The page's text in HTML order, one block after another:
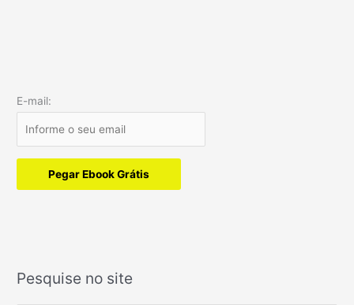
E-mail:
Pegar Ebook Grátis
Pesquise no site